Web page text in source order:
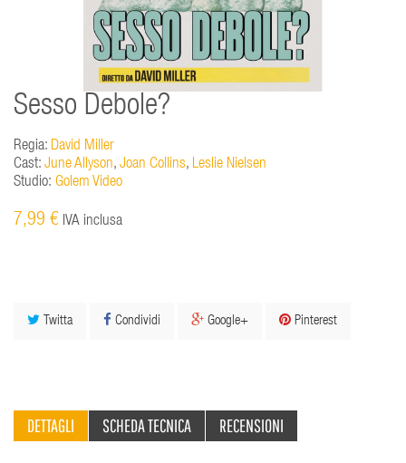
Sesso Debole?
Regia: David Miller
Cast: June Allyson, Joan Collins, Leslie Nielsen
Studio: Golem Video
7,99 € IVA inclusa
Twitta Condividi Google+ Pinterest
DETTAGLI SCHEDA TECNICA RECENSIONI